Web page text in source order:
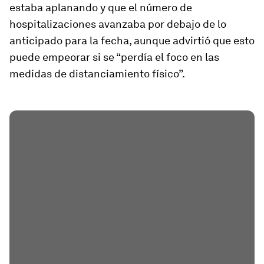
estaba aplanando y que el número de
hospitalizaciones avanzaba por debajo de lo
anticipado para la fecha, aunque advirtió que esto
puede empeorar si se “perdía el foco en las
medidas de distanciamiento físico”.